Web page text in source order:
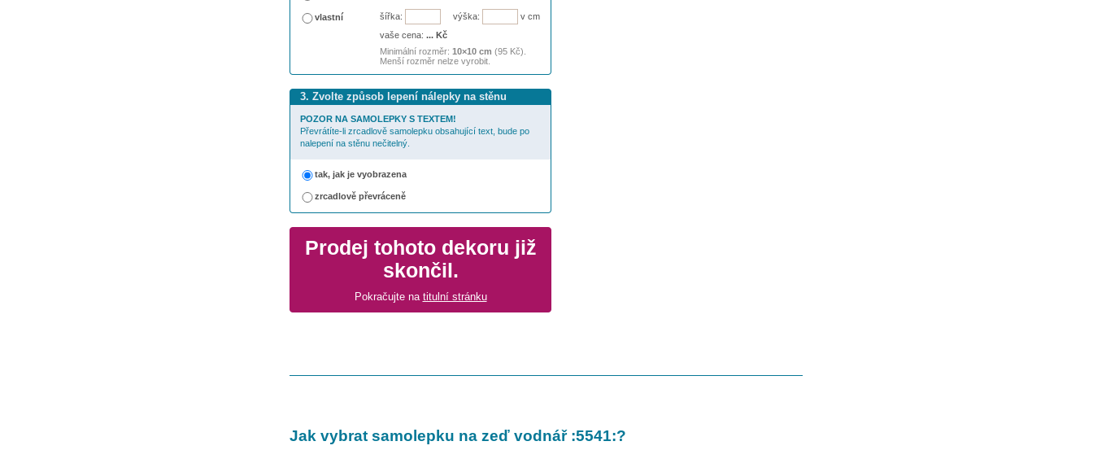
vlastní šířka: výška:
v cm
vaše cena: ... Kč
Minimální rozměr: 10×10 cm (95 Kč).
Menší rozměr nelze vyrobit.
3. Zvolte způsob lepení nálepky na stěnu
POZOR NA SAMOLEPKY S TEXTEM!
Převrátíte-li zrcadlově samolepku obsahující text, bude po
nalepení na stěnu nečitelný.
tak, jak je vyobrazena
zrcadlově převráceně
Prodej tohoto dekoru již
skončil.
Pokračujte na titulní stránku
Jak vybrat samolepku na zeď vodnář :5541:?